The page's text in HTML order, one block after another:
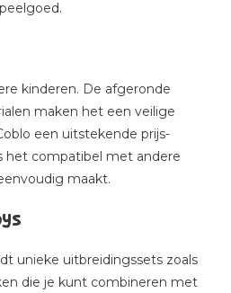
kinderen. De afgeronde
maken het een veilige
een uitstekende prijs-
het compatibel met andere
maakt.
unieke uitbreidingssets zoals
die je kunt combineren met